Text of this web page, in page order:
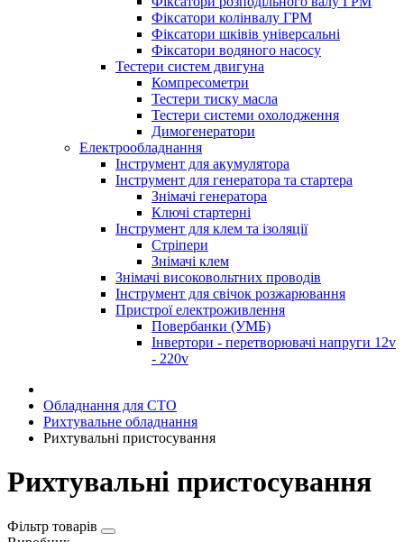
Фіксатори колінвалу ГРМ
Фіксатори шківів універсальні
Фіксатори водяного насосу
Тестери систем двигуна
Компресометри
Тестери тиску масла
Тестери системи охолодження
Димогенератори
Електрообладнання
Інструмент для акумулятора
Інструмент для генератора та стартера
Знімачі генератора
Ключі стартерні
Інструмент для клем та ізоляції
Стріпери
Знімачі клем
Знімачі високовольтних проводів
Інструмент для свічок розжарювання
Пристрої електроживлення
Повербанки (УМБ)
Інвертори - перетворювачі напруги 12v
- 220v
Обладнання для СТО
Рихтувальне обладнання
Рихтувальні пристосування
Рихтувальні пристосування
Фільтр товарів